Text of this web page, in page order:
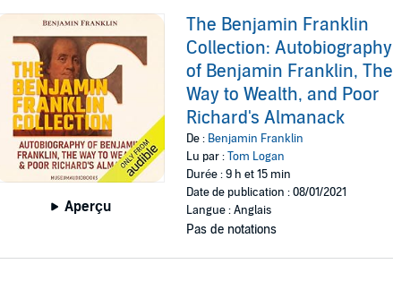
Aperçu
The Benjamin Franklin
Collection: Autobiography
of Benjamin Franklin, The
Way to Wealth, and Poor
Richard's Almanack
De : Benjamin Franklin
Lu par :Tom Logan
Durée : 9 h et 15 min
Date de publication : 08/01/2021
Langue : Anglais
Pas de notations